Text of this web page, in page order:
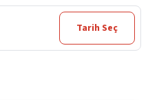
Tarih Seç